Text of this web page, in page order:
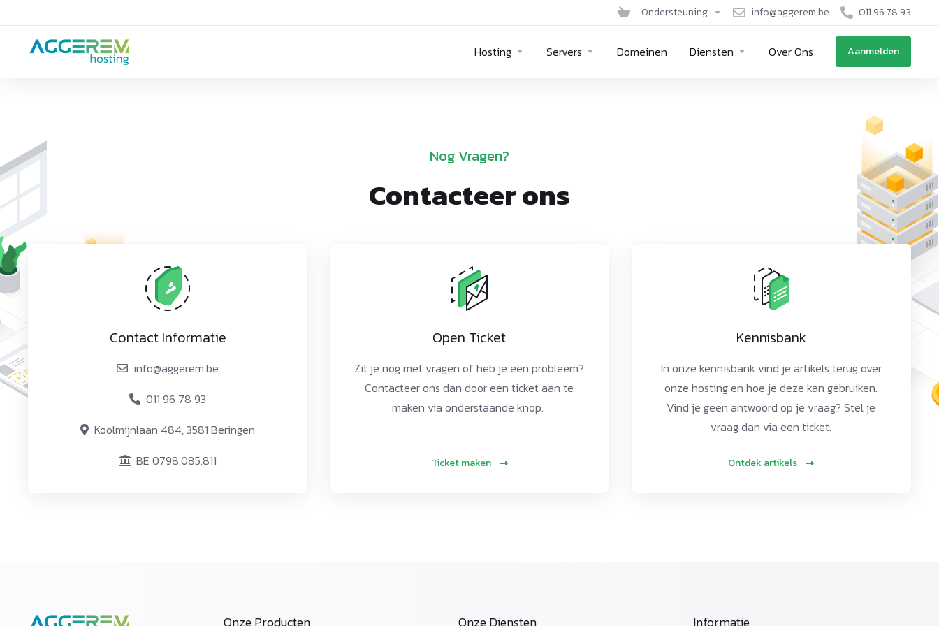
Ondersteuning info@aggerem.be 011 96 78 93
Hosting Servers Domeinen Diensten Over Ons Aanmelden
Nog Vragen?
Contacteer ons
Contact Informatie
info@aggerem.be
011 96 78 93
Koolmijnlaan 484, 3581 Beringen
BE 0798.085.811
Open Ticket
Zit je nog met vragen of heb je een probleem?
Contacteer ons dan door een ticket aan te
maken via onderstaande knop.
Ticket maken
Kennisbank
In onze kennisbank vind je artikels terug over
onze hosting en hoe je deze kan gebruiken.
Vind je geen antwoord op je vraag? Stel je
vraag dan via een ticket.
Ontdek artikels
Onze Producten Onze Diensten Informatie